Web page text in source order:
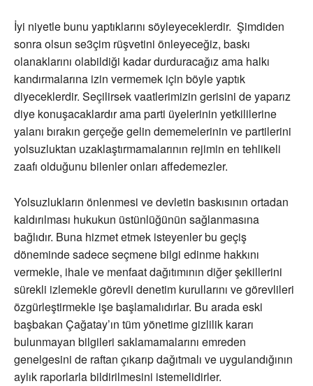
İyi niyetle bunu yaptıklarını söyleyeceklerdir. Şimdiden
sonra olsun se3çim rüşvetini önleyeceğiz, baskı
olanaklarını olabildiği kadar durduracağız ama halkı
kandırmalarına izin vermemek için böyle yaptık
diyeceklerdir. Seçilirsek vaatlerimizin gerisini de yaparız
diye konuşacaklardır ama parti üyelerinin yetkililerine
yalanı bırakın gerçeğe gelin dememelerinin ve partilerini
yolsuzluktan uzaklaştırmamalarının rejimin en tehlikeli
zaafı olduğunu bilenler onları affedemezler.
Yolsuzlukların önlenmesi ve devletin baskısının ortadan
kaldırılması hukukun üstünlüğünün sağlanmasına
bağlıdır. Buna hizmet etmek isteyenler bu geçiş
döneminde sadece seçmene bilgi edinme hakkını
vermekle, ihale ve menfaat dağıtımının diğer şekillerini
sürekli izlemekle görevli denetim kurullarını ve görevlileri
özgürleştirmekle işe başlamalıdırlar. Bu arada eski
başbakan Çağatay’ın tüm yönetime gizlilik kararı
bulunmayan bilgileri saklamamalarını emreden
genelgesini de raftan çıkarıp dağıtmalı ve uygulandığının
aylık raporlarla bildirilmesini istemelidirler.